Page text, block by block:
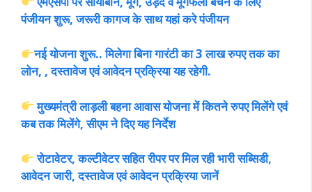
पंजीयन शुरू, जरूरी कागज के साथ यहां करे पंजीयन
नई योजना शुरू.. मिलेगा बिना गारंटी का 3 लाख रुपए तक का
लोन, , दस्तावेज एवं आवेदन प्रक्रिया यह रहेगी.
मुख्यमंत्री लाड़ली बहना आवास योजना में कितने रुपए मिलेंगे एवं
कब तक मिलेंगे, सीएम ने दिए यह निर्देश
रोटावेटर, कल्टीवेटर सहित रीपर पर मिल रही भारी सब्सिडी,
आवेदन जारी, दस्तावेज एवं आवेदन प्रक्रिया जानें